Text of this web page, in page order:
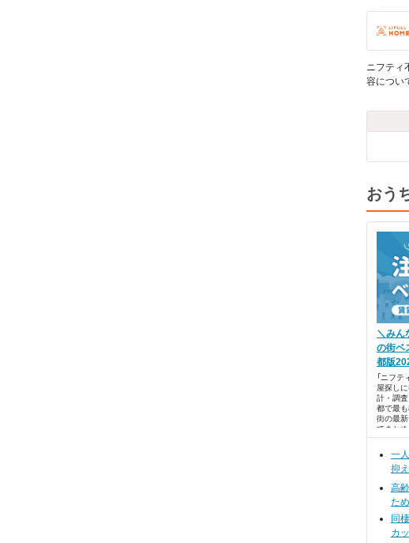
ニフティ
容につい
おう
＼みん
の街ベ
都版
「ニフ
屋探し
計・調
都で最
街の最
でまとめ
一
抑
高
た
同
カ